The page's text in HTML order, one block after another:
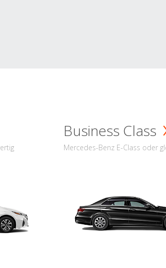
Business Class
Mercedes-Benz E-Class oder